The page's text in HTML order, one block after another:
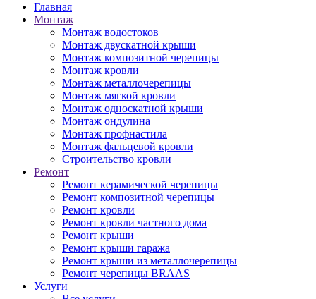
Главная
Монтаж
Монтаж водостоков
Монтаж двускатной крыши
Монтаж композитной черепицы
Монтаж кровли
Монтаж металлочерепицы
Монтаж мягкой кровли
Монтаж односкатной крыши
Монтаж ондулина
Монтаж профнастила
Монтаж фальцевой кровли
Строительство кровли
Ремонт
Ремонт керамической черепицы
Ремонт композитной черепицы
Ремонт кровли
Ремонт кровли частного дома
Ремонт крыши
Ремонт крыши гаража
Ремонт крыши из металлочерепицы
Ремонт черепицы BRAAS
Услуги